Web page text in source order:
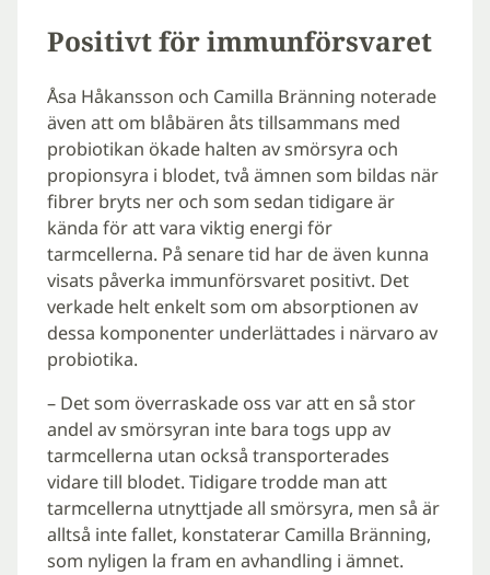
Positivt för immunförsvaret
Åsa Håkansson och Camilla Bränning noterade
även att om blåbären åts tillsammans med
probiotikan ökade halten av smörsyra och
propionsyra i blodet, två ämnen som bildas när
fibrer bryts ner och som sedan tidigare är
kända för att vara viktig energi för
tarmcellerna. På senare tid har de även kunna
visats påverka immunförsvaret positivt. Det
verkade helt enkelt som om absorptionen av
dessa komponenter underlättades i närvaro av
probiotika.
– Det som överraskade oss var att en så stor
andel av smörsyran inte bara togs upp av
tarmcellerna utan också transporterades
vidare till blodet. Tidigare trodde man att
tarmcellerna utnyttjade all smörsyra, men så är
alltså inte fallet, konstaterar Camilla Bränning,
som nyligen la fram en avhandling i ämnet.